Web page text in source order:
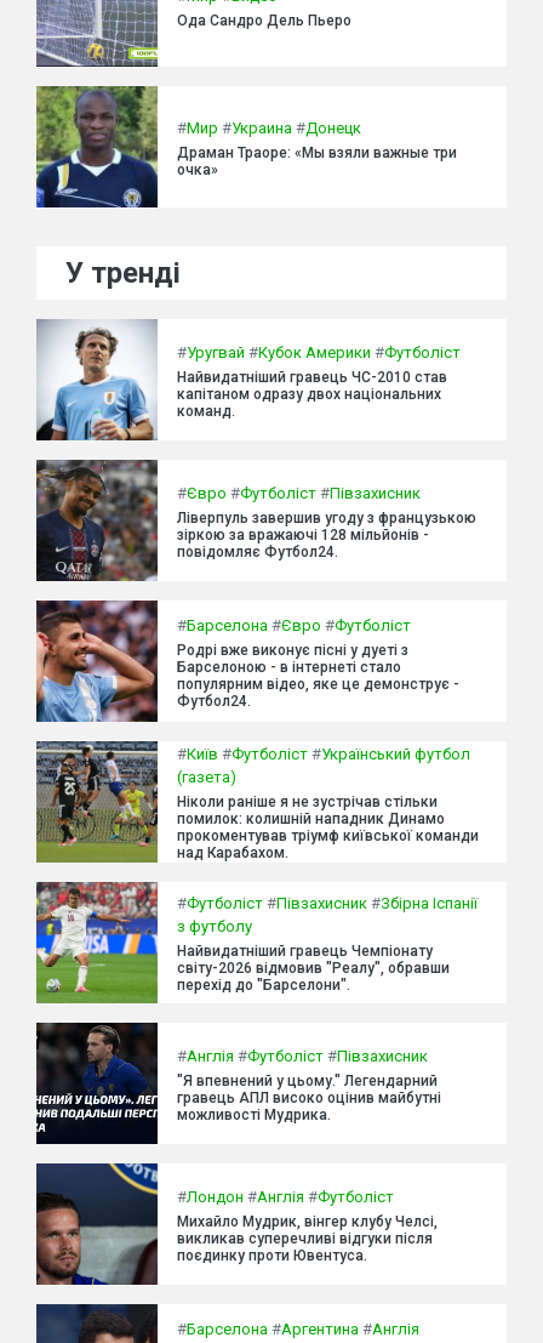
Ода Сандро Дель Пьеро
#Мир #Украина #Донецк
Драман Траоре: «Мы взяли важные три
очка»
У тренді
#Уругвай #Кубок Америки #Футболіст
Найвидатніший гравець ЧС-2010 став
капітаном одразу двох національних
команд.
#Євро #Футболіст #Півзахисник
Ліверпуль завершив угоду з французькою
зіркою за вражаючі 128 мільйонів -
повідомляє Футбол24.
#Барселона #Євро #Футболіст
Родрі вже виконує пісні у дуеті з
Барселоною - в інтернеті стало
популярним відео, яке це демонструє -
Футбол24.
#Київ #Футболіст #Український футбол
(газета)
Ніколи раніше я не зустрічав стільки
помилок: колишній нападник Динамо
прокоментував тріумф київської команди
над Карабахом.
#Футболіст #Півзахисник #Збірна Іспанії
з футболу
Найвидатніший гравець Чемпіонату
світу-2026 відмовив "Реалу", обравши
перехід до "Барселони".
#Англія #Футболіст #Півзахисник
"Я впевнений у цьому." Легендарний
гравець АПЛ високо оцінив майбутні
можливості Мудрика.
#Лондон #Англія #Футболіст
Михайло Мудрик, вінгер клубу Челсі,
викликав суперечливі відгуки після
поєдинку проти Ювентуса.
#Барселона #Аргентина #Англія